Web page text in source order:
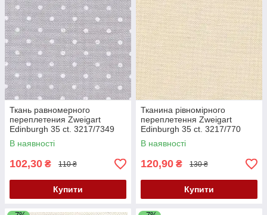
Ткань равномерного
переплетения Zweigart
Edinburgh 35 ct. 3217/7349
Gray, white dots (Серый в
белый горошек)
В наявності
102,30 ₴ 110 ₴
Купити
Тканина рівномірного
переплетення Zweigart
Edinburgh 35 ct. 3217/770
Platinum (Платиновий)
В наявності
120,90 ₴ 130 ₴
Купити